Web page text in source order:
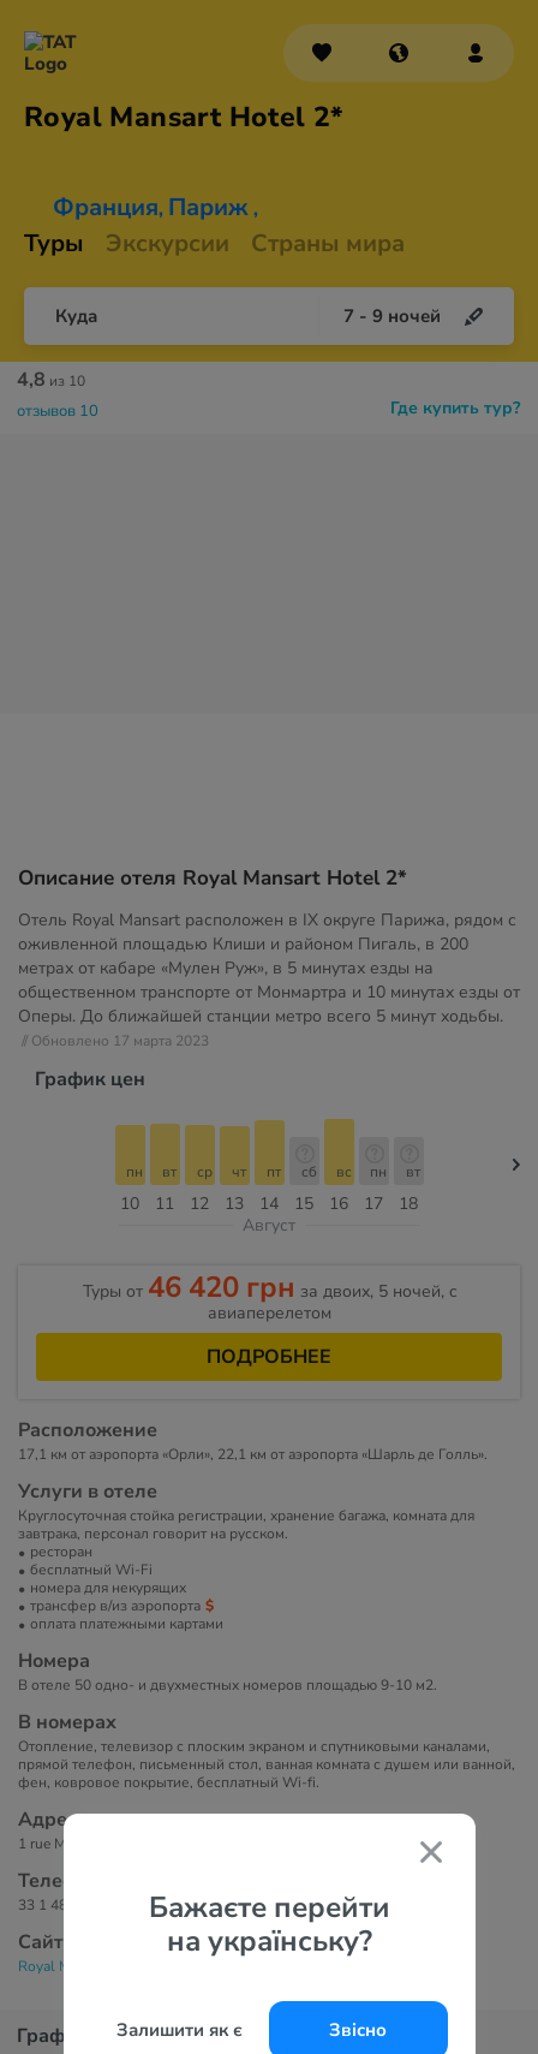
Бажаєте перейти
на українську?
Залишити як є Звісно
Royal Mansart Hotel 2*
Франция, Париж ,
Туры Экскурсии Страны мира
Куда 7 - 9 ночей
Где купить тур?
4,8 из 10
отзывов 10
Описание отеля Royal Mansart Hotel 2*
Отель Royal Mansart расположен в IX округе Парижа, рядом с
оживленной площадью Клиши и районом Пигаль, в 200
метрах от кабаре «Мулен Руж», в 5 минутах езды на
общественном транспорте от Монмартра и 10 минутах езды от
Оперы. До ближайшей станции метро всего 5 минут ходьбы.
// Обновлено 17 марта 2023
График цен
10
пн
11
вт
12
ср
13
чт
14
пт
15
сб
16
вс
17
пн
18
вт
Август
Туры от 46 420 грн за двоих, 5 ночей, c
авиаперелетом
ПОДРОБНЕЕ
Расположение
17,1 км от аэропорта «Орли», 22,1 км от аэропорта «Шарль де Голль».
Услуги в отеле
Круглосуточная стойка регистрации, хранение багажа, комната для
завтрака, персонал говорит на русском.
ресторан
бесплатный Wi-Fi
номера для некурящих
трансфер в/из аэропорта
оплата платежными картами
Номера
В отеле 50 одно- и двухместных номеров площадью 9-10 м2.
В номерах
Отопление, телевизор с плоским экраном и спутниковыми каналами,
прямой телефон, письменный стол, ванная комната с душем или ванной,
фен, ковровое покрытие, бесплатный Wi-fi.
Адрес
1 rue Mansart, 9-й округ: Опера, 75009 Париж, Франция
Телефоны
33 1 48 74 63 30
Сайт
Royal Mansart Hotel 2*
График цен